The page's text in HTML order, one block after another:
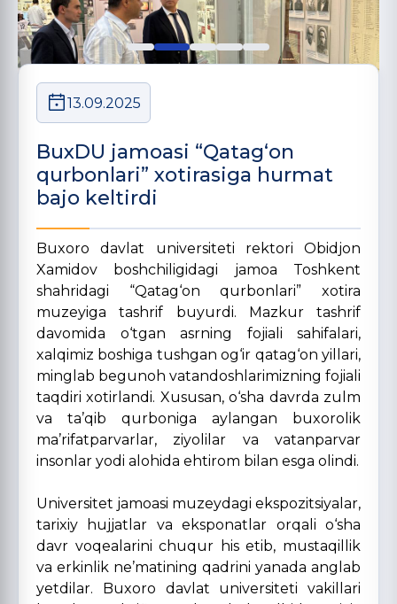
13.09.2025
BuxDU jamoasi “Qatag‘on
qurbonlari” xotirasiga hurmat
bajo keltirdi
Buxoro davlat universiteti rektori Obidjon
Xamidov boshchiligidagi jamoa Toshkent
shahridagi “Qatag‘on qurbonlari” xotira
muzeyiga tashrif buyurdi. Mazkur tashrif
davomida o‘tgan asrning fojiali sahifalari,
xalqimiz boshiga tushgan og‘ir qatag‘on yillari,
minglab begunoh vatandoshlarimizning fojiali
taqdiri xotirlandi. Xususan, o‘sha davrda zulm
va ta’qib qurboniga aylangan buxorolik
ma’rifatparvarlar, ziyolilar va vatanparvar
insonlar yodi alohida ehtirom bilan esga olindi.
Universitet jamoasi muzeydagi ekspozitsiyalar,
tarixiy hujjatlar va eksponatlar orqali o‘sha
davr voqealarini chuqur his etib, mustaqillik
va erkinlik ne’matining qadrini yanada anglab
yetdilar. Buxoro davlat universiteti vakillari